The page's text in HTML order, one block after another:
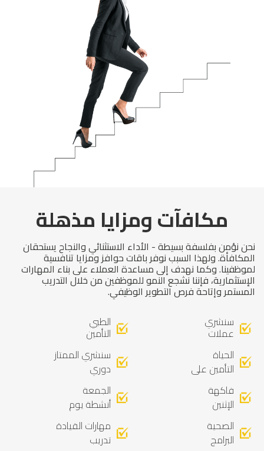
مكافآت ومزايا مذهلة
نحن نؤمن بفلسفة بسيطة - الأداء الاستثنائي والنجاح يستحقان
المكافأة. ولهذا السبب نوفر باقات حوافز ومزايا تنافسية
لموظفينا. وكما نهدف إلى مساعدة العملاء على بناء المهارات
الإستثمارية، فإننا نشجع النمو للموظفين من خلال التدريب
المستمر وإتاحة فرص التطوير الوظيفي.
سنشري
عملات
الطبي
التأمين
الحياة
التأمين على
سنشري الممتاز
دوري
فاكهة
الإثنين
الجمعة
أنشطة يوم
الصحية
البرامج
مهارات القيادة
تدريب